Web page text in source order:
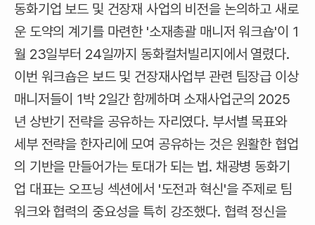
동화기업 보드 및 건장재 사업의 비전을 논의하고 새로
운 도약의 계기를 마련한 '소재총괄 매니저 워크숍'이 1
월 23일부터 24일까지 동화컬처빌리지에서 열렸다.
이번 워크숍은 보드 및 건장재사업부 관련 팀장급 이상
매니저들이 1박 2일간 함께하며 소재사업군의 2025
년 상반기 전략을 공유하는 자리였다. 부서별 목표와
세부 전략을 한자리에 모여 공유하는 것은 원활한 협업
의 기반을 만들어가는 토대가 되는 법. 채광병 동화기
업 대표는 오프닝 섹션에서 '도전과 혁신'을 주제로 팀
워크와 협력의 중요성을 특히 강조했다. 협력 정신을